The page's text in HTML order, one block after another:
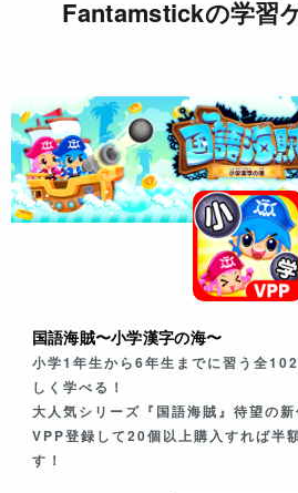
Fantamstickの学習
国語海賊〜小学漢字の海〜
小学1年生から6年生までに習う全
しく学べる！
大人気シリーズ『国語海賊』待望の新
VPP登録して20個以上購入すれば半
す！